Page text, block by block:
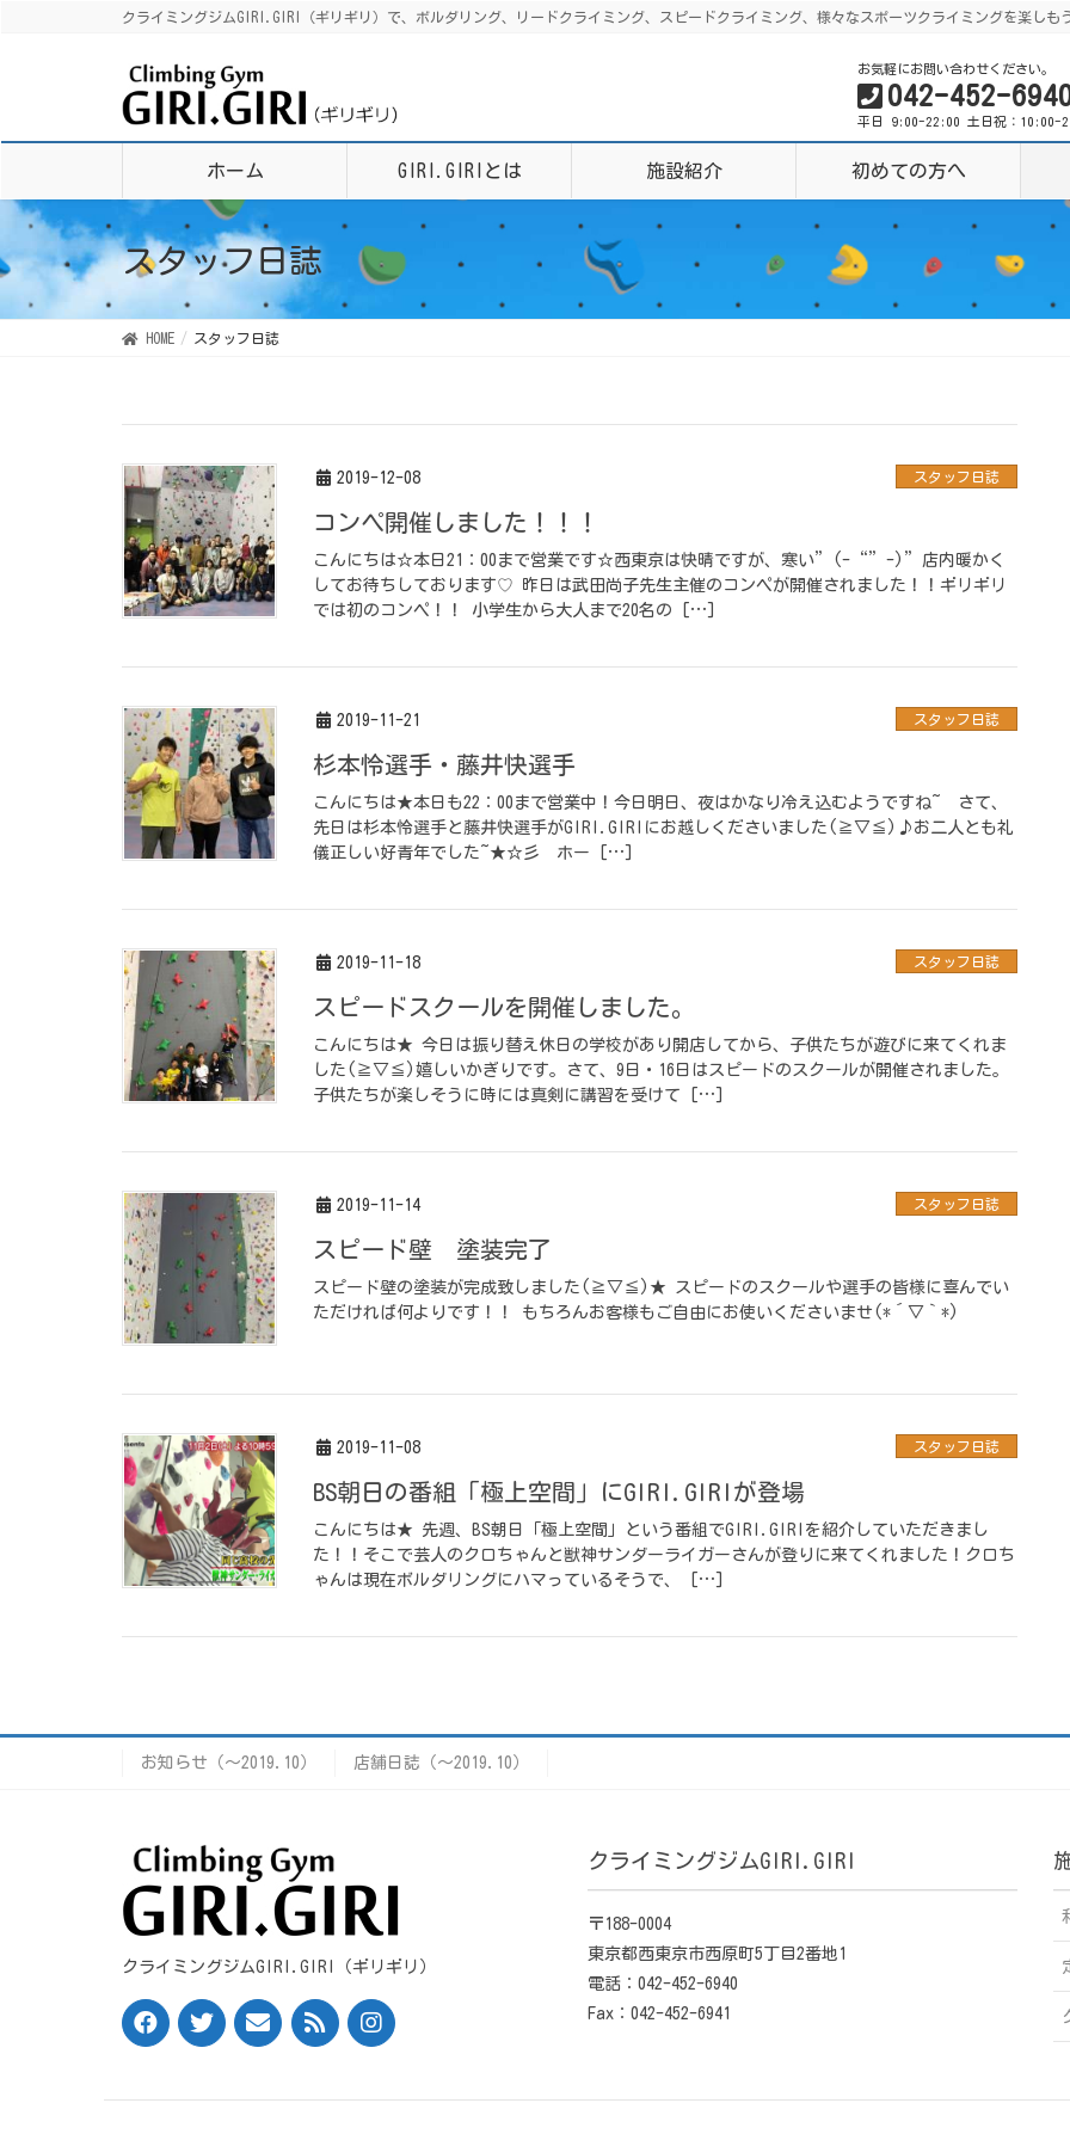
クライミングジムGIRI.GIRI（ギリギリ）で、ボルダリング、リードクライミング、スピードクライミング、様々なスポーツクライミングを楽しも
お気軽にお問い合わせください。
042-452-
平日 9:00-22:00 土日祝：10:00-
ホーム GIRI.GIRIとは 施設紹介 初めての方へ
スタッフ日誌
HOME スタッフ日誌
2019-12-08 スタッフ日誌
コンペ開催しました！！！
こんにちは☆本日21：00まで営業です☆西東京は快晴ですが、寒い”(-“”-)”店内暖かく
してお待ちしております♡ 昨日は武田尚子先生主催のコンペが開催されました！！ギリギリ
では初のコンペ！！ 小学生から大人まで20名の […]
2019-11-21 スタッフ日誌
杉本怜選手・藤井快選手
こんにちは★本日も22：00まで営業中！今日明日、夜はかなり冷え込むようですね~ さて、
先日は杉本怜選手と藤井快選手がGIRI.GIRIにお越しくださいました(≧▽≦)♪お二人とも礼
儀正しい好青年でした~★☆彡 ホー […]
2019-11-18 スタッフ日誌
スピードスクールを開催しました。
こんにちは★ 今日は振り替え休日の学校があり開店してから、子供たちが遊びに来てくれま
した(≧▽≦)嬉しいかぎりです｡ さて、9日・16日はスピードのスクールが開催されました。
子供たちが楽しそうに時には真剣に講習を受けて […]
2019-11-14 スタッフ日誌
スピード壁 塗装完了
スピード壁の塗装が完成致しました(≧▽≦)★ スピードのスクールや選手の皆様に喜んでい
ただければ何よりです！！ もちろんお客様もご自由にお使いくださいませ(*´▽｀*)
2019-11-08 スタッフ日誌
BS朝日の番組「極上空間」にGIRI.GIRIが登場
こんにちは★ 先週、BS朝日「極上空間」という番組でGIRI.GIRIを紹介していただきまし
た！！そこで芸人のクロちゃんと獣神サンダーライガーさんが登りに来てくれました！クロち
ゃんは現在ボルダリングにハマっているそうで、 […]
お知らせ（〜2019.10） 店舗日誌（〜2019.10）
クライミングジムGIRI.GIRI（ギリギリ）
クライミングジムGIRI.GIRI
〒188-0004
東京都西東京市西原町5丁目2番地1
電話：042-452-6940
Fax：042-452-6941